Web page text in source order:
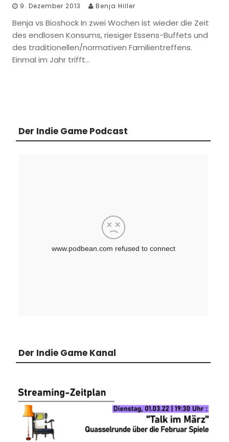
9. Dezember 2013 Benja Hiller
Benja vs Bioshock In zwei Wochen ist wieder die Zeit
des endlosen Konsums, riesiger Essens-Buffets und
des traditionellen/normativen Familientreffens.
Einmal im Jahr trifft…
Der Indie Game Podcast
Der Indie Game Kanal